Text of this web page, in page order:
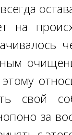
на
свой
за